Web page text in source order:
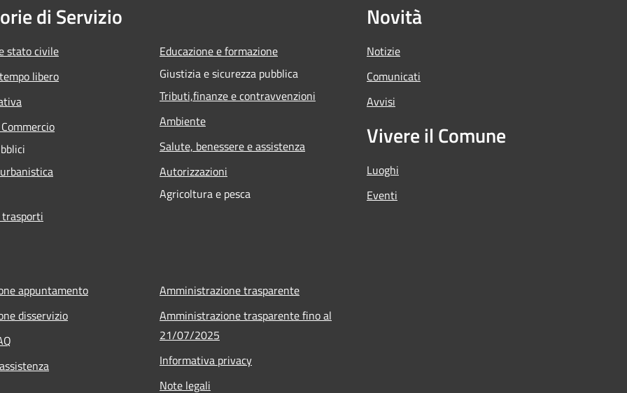
di Servizio
stato civile
libero
Educazione e formazione
Giustizia e sicurezza pubblica
Tributi,finanze e contravvenzioni
Ambiente
Salute, benessere e assistenza
Autorizzazioni
Agricoltura e pesca
Novità
Notizie
Comunicati
Avvisi
Vivere il Comune
Luoghi
Eventi
appuntamento
disservizio
Amministrazione trasparente
Amministrazione trasparente fino al
21/07/2025
Informativa privacy
Note legali